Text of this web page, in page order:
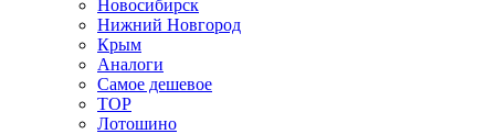
Новосибирск
Нижний Новгород
Крым
Аналоги
Самое дешевое
TOP
Лотошино